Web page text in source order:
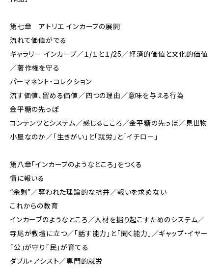
第七章 アトリエ インカーブの展開
流れて価値がでる
ギャラリー インカーブ／１/１と１/25／経済的価値と文化的価値
／著作権を守る
パーマネント・コレクション
流す価値、留める価値／四つの理由／意味を与える行為
金平糖の先っぽ
コンテンツとシステム／感じるこころ／金平糖の先っぽ／見世物
小屋なのか／「生きがい」と「就労」と「イチロー」
第八章「インカーブのようなところ」をつくる
情に報いる
“余剰”／奪われた理論的な抗弁／報いを求めない
これからの教育
インカーブのようなところ／人材を掘り起こすためのシステム／
寺尾が教壇に立つ／「話す能力」と「聞く能力」／ギャップ・イヤー
「公」が守り「民」が育てる
ダブル・アシスト／専門的就労